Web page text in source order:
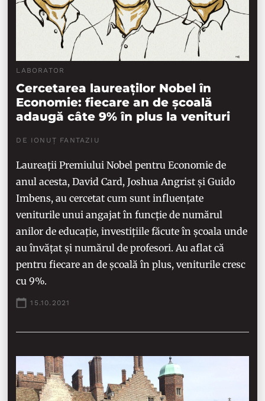
LABORATOR
Cercetarea laureaților Nobel în
Economie: fiecare an de școală
adaugă câte 9% în plus la venituri
DE IONUȚ FANTAZIU
Laureații Premiului Nobel pentru Economie de
anul acesta, David Card, Joshua Angrist și Guido
Imbens, au cercetat cum sunt influențate
veniturile unui angajat în funcție de numărul
anilor de educație, investițiile făcute în școala unde
au învățat și numărul de profesori. Au aflat că
pentru fiecare an de școală în plus, veniturile cresc
cu 9%.
15.10.2021